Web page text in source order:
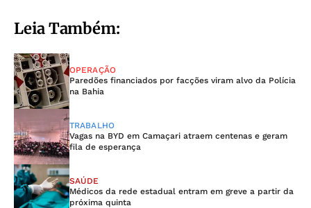
Leia Também:
OPERAÇÃO
Paredões financiados por facções viram alvo da Polícia
na Bahia
TRABALHO
Vagas na BYD em Camaçari atraem centenas e geram
fila de esperança
SAÚDE
Médicos da rede estadual entram em greve a partir da
próxima quinta